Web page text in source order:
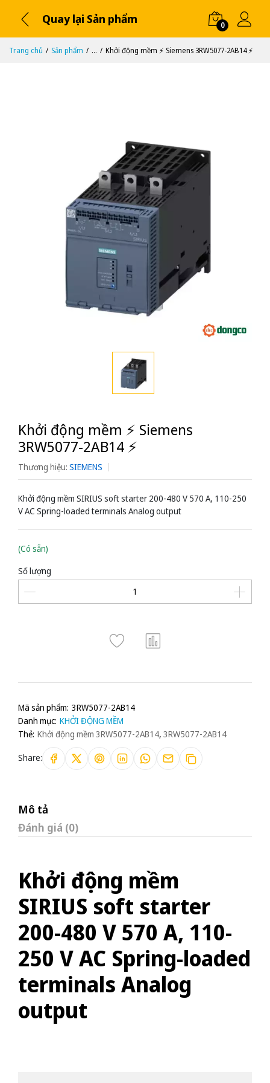
Quay lại Sản phẩm 0
Trang chủ Sản phẩm ... Khởi động mềm ⚡️ Siemens 3RW5077-2AB14 ⚡️
Khởi động mềm ⚡️ Siemens
3RW5077-2AB14 ⚡️
Thương hiệu: SIEMENS
Khởi động mềm SIRIUS soft starter 200-480 V 570 A, 110-250
V AC Spring-loaded terminals Analog output
(Có sẵn)
Số lượng
Mã sản phẩm: 3RW5077-2AB14
Danh mục: KHỞI ĐỘNG MỀM
Thẻ: Khởi động mềm 3RW5077-2AB14, 3RW5077-2AB14
Share:
Mô tả
Đánh giá (0)
Khởi động mềm
SIRIUS soft starter
200-480 V 570 A, 110-
250 V AC Spring-loaded
terminals Analog
output